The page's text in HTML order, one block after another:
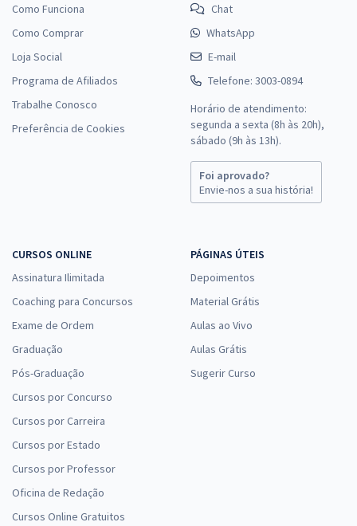
Como Funciona
Como Comprar
Loja Social
Programa de Afiliados
Trabalhe Conosco
Preferência de Cookies
Chat
WhatsApp
E-mail
Telefone: 3003-0894
Horário de atendimento:
segunda a sexta (8h às 20h),
sábado (9h às 13h).
Foi aprovado?
Envie-nos a sua história!
CURSOS ONLINE
Assinatura Ilimitada
Coaching para Concursos
Exame de Ordem
Graduação
Pós-Graduação
Cursos por Concurso
Cursos por Carreira
Cursos por Estado
Cursos por Professor
Oficina de Redação
Cursos Online Gratuitos
PÁGINAS ÚTEIS
Depoimentos
Material Grátis
Aulas ao Vivo
Aulas Grátis
Sugerir Curso